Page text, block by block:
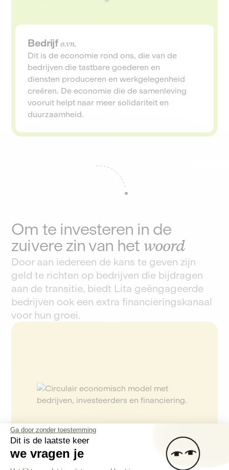
Bedrijf o.vn.
Dit is de economie rond ons, die van de
bedrijven die tastbare goederen en
diensten produceren en werkgelegenheid
creëren. De economie die de samenleving
vooruit helpt naar meer solidariteit en
duurzaamheid.
Om te investeren in de
zuivere zin van het woord
Door aan iedereen de kans te geven zijn
geld te richten op bedrijven die bijdragen
aan de transitie, biedt Lita geëngageerde
bedrijven ook een extra financieringskanaal
voor hun groei.
Ga door zonder toestemming
Dit is de laatste keer
we vragen je